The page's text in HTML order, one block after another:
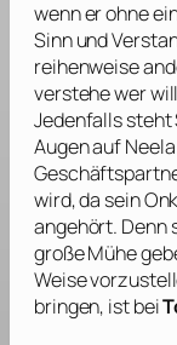
wenn er ohne
Sinn und
reihenweise
verstehe wer
Jedenfalls steht
Augen auf
wird, da sein
angehört. Denn
große Mühe
Weise
bringen, ist bei